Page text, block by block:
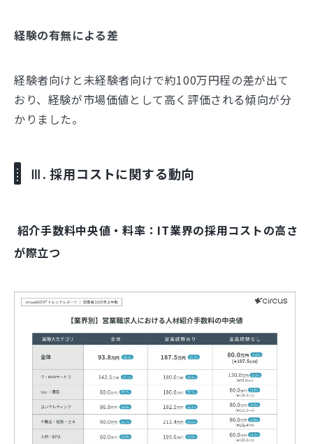
経験の有無による差
経験者向けと未経験者向けで約100万円程の差が出て
おり、経験が市場価値として高く評価される傾向が分
かりました。
Ⅲ. 採用コストに関する動向
紹介手数料中央値・料率：IT業界の採用コストの高さ
が際立つ